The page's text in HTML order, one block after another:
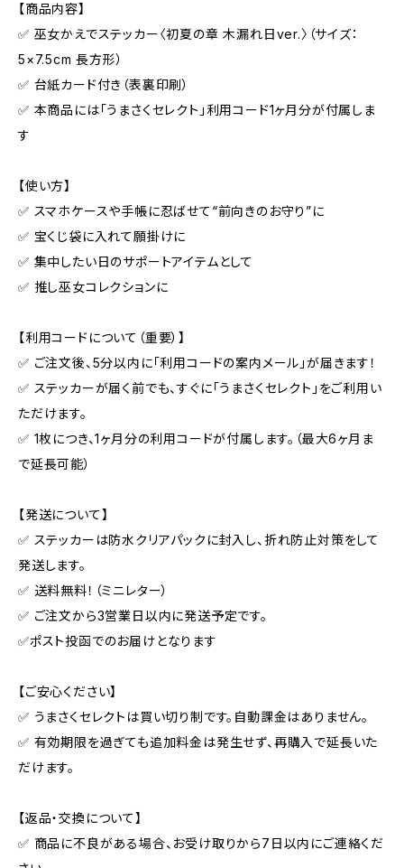
【商品内容】
✅ 巫女かえでステッカー〈初夏の章 木漏れ日ver.〉（サイズ：
5×7.5cm 長方形）
✅ 台紙カード付き（表裏印刷）
✅ 本商品には「うまさくセレクト」利用コード1ヶ月分が付属しま
す
【使い方】
✅ スマホケースや手帳に忍ばせて“前向きのお守り”に
✅ 宝くじ袋に入れて願掛けに
✅ 集中したい日のサポートアイテムとして
✅ 推し巫女コレクションに
【利用コードについて（重要）】
✅ ご注文後、5分以内に「利用コードの案内メール」が届きます！
✅ ステッカーが届く前でも、すぐに「うまさくセレクト」をご利用い
ただけます。
✅ 1枚につき、1ヶ月分の利用コードが付属します。（最大6ヶ月ま
で延長可能）
【発送について】
✅ ステッカーは防水クリアパックに封入し、折れ防止対策をして
発送します。
✅ 送料無料！（ミニレター）
✅ ご注文から3営業日以内に発送予定です。
✅ポスト投函でのお届けとなります
【ご安心ください】
✅ うまさくセレクトは買い切り制です。自動課金はありません。
✅ 有効期限を過ぎても追加料金は発生せず、再購入で延長いた
だけます。
【返品・交換について】
✅ 商品に不良がある場合、お受け取りから7日以内にご連絡くだ